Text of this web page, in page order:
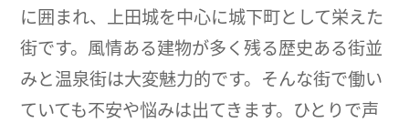
に囲まれ、上田城を中心に城下町として栄えた
街です。風情ある建物が多く残る歴史ある街並
みと温泉街は大変魅力的です。そんな街で働い
ていても不安や悩みは出てきます。ひとりで声